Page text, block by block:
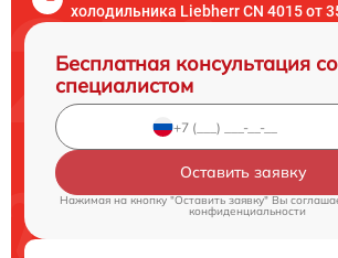
холодильника Liebherr CN 4015 от
Бесплатная консультация со
специалистом
Оставить заявку
Нажимая на кнопку "Оставить заявку" Вы
конфиденциальности